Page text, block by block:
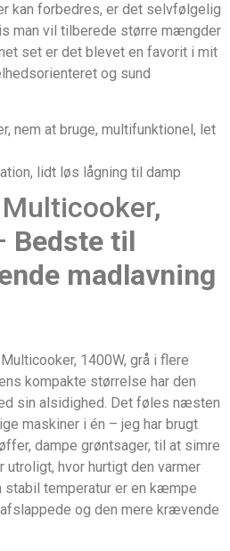
kan forbedres, er det selvfølgelig
man vil tilberede større mængder
set er det blevet en favorit i mit
og sund
nem at bruge, multifunktionel, let
lidt løs lågning til damp
Bedste til
madlavning
1400W, grå i flere
kompakte størrelse har den
sin alsidighed. Det føles næsten
maskiner i én – jeg har brugt
dampe grøntsager, til at simre
hvor hurtigt den varmer
stabil temperatur er en kæmpe
og den mere krævende